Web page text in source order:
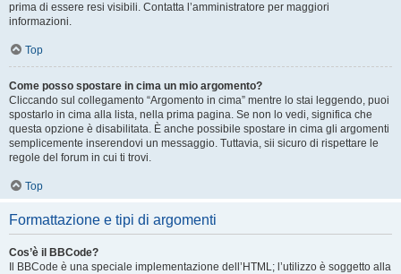
prima di essere resi visibili. Contatta l’amministratore per maggiori
informazioni.
Top
Come posso spostare in cima un mio argomento?
Cliccando sul collegamento “Argomento in cima” mentre lo stai leggendo, puoi
spostarlo in cima alla lista, nella prima pagina. Se non lo vedi, significa che
questa opzione è disabilitata. È anche possibile spostare in cima gli argomenti
semplicemente inserendovi un messaggio. Tuttavia, sii sicuro di rispettare le
regole del forum in cui ti trovi.
Top
Formattazione e tipi di argomenti
Cos’è il BBCode?
Il BBCode è una speciale implementazione dell’HTML; l’utilizzo è soggetto alla